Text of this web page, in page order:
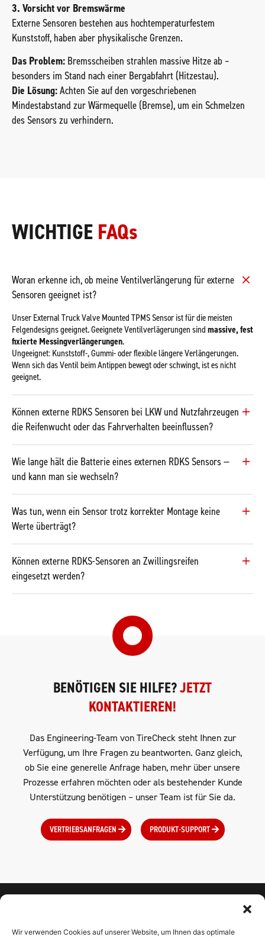
Wir verwenden Cookies auf unserer Website, um Ihnen das optimale
3. Vorsicht vor Bremswärme
Externe Sensoren bestehen aus hochtemperaturfestem
Kunststoff, haben aber physikalische Grenzen.
Das Problem: Bremsscheiben strahlen massive Hitze ab –
besonders im Stand nach einer Bergabfahrt (Hitzestau).
Die Lösung:Achten Sie auf den vorgeschriebenen
Mindestabstand zur Wärmequelle (Bremse), um ein Schmelzen
des Sensors zu verhindern.
WICHTIGE FAQs
Woran erkenne ich, ob meine Ventilverlängerung für externe
Sensoren geeignet ist?
Unser External Truck Valve Mounted TPMS Sensor ist für die meisten
Felgendesigns geeignet. Geeignete Ventilverlägerungen sindmassive, fest
fixierte Messingverlängerungen.
Ungeeignet: Kunststoff-, Gummi- oder flexible längere Verlängerungen.
Wenn sich das Ventil beim Antippen bewegt oder schwingt, ist es nicht
geeignet.
Können externe RDKS Sensoren bei LKW und Nutzfahrzeugen
die Reifenwucht oder das Fahrverhalten beeinflussen?
Wie lange hält die Batterie eines externen RDKS Sensors —
und kann man sie wechseln?
Was tun, wenn ein Sensor trotz korrekter Montage keine
Werte überträgt?
Können externe RDKS-Sensoren an Zwillingsreifen
eingesetzt werden?
BENÖTIGEN SIE HILFE?JETZT
KONTAKTIEREN!
Das Engineering-Team von TireCheck steht Ihnen zur
Verfügung, um Ihre Fragen zu beantworten. Ganz gleich,
ob Sie eine generelle Anfrage haben, mehr über unsere
Prozesse erfahren möchten oder als bestehender Kunde
Unterstützung benötigen – unser Team ist für Sie da.
VERTRIEBSANFRAGEN PRODUKT-SUPPORT